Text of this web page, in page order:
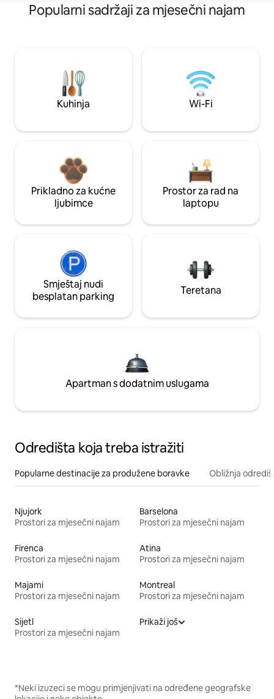
Popularni sadržaji za mjesečni najam
Kuhinja Wi-Fi
Prikladno za kućne
ljubimce
Prostor za rad na
laptopu
Smještaj nudi
besplatan parking
Teretana
Apartman s dodatnim uslugama
Odredišta koja treba istražiti
Popularne destinacije za produžene boravke Obližnja
Njujork
Prostori za mjesečni najam
Barselona
Prostori za mjesečni najam
Firenca
Prostori za mjesečni najam
Atina
Prostori za mjesečni najam
Majami
Prostori za mjesečni najam
Montreal
Prostori za mjesečni najam
Sijetl
Prostori za mjesečni najam
Prikaži još
*Neki izuzeci se mogu primjenjivati na određene geografske